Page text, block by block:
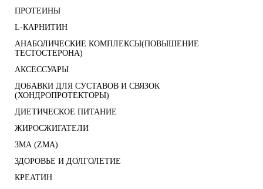
ПРОТЕИНЫ
L-КАРНИТИН
АНАБОЛИЧЕСКИЕ КОМПЛЕКСЫ(ПОВЫШЕНИЕ
ТЕСТОСТЕРОНА)
АКСЕССУАРЫ
ДОБАВКИ ДЛЯ СУСТАВОВ И СВЯЗОК
(ХОНДРОПРОТЕКТОРЫ)
ДИЕТИЧЕСКОЕ ПИТАНИЕ
ЖИРОСЖИГАТЕЛИ
ЗМА (ZMA)
ЗДОРОВЬЕ И ДОЛГОЛЕТИЕ
КРЕАТИН